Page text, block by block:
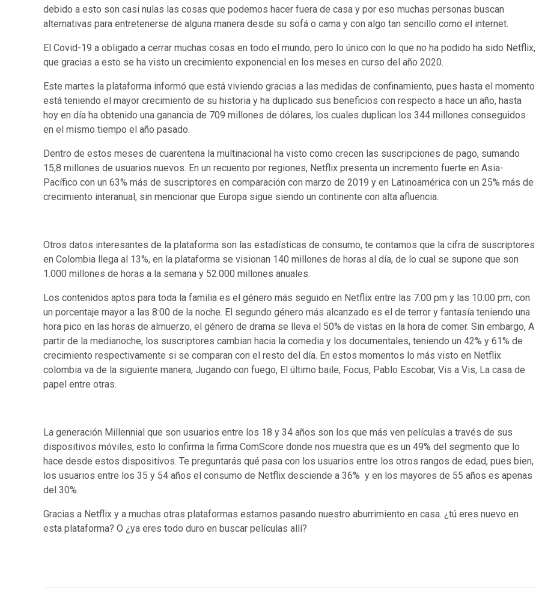
debido a esto son casi nulas las cosas que podemos hacer fuera de casa y por eso muchas personas buscan
alternativas para entretenerse de alguna manera desde su sofá o cama y con algo tan sencillo como el internet.
El Covid-19 a obligado a cerrar muchas cosas en todo el mundo, pero lo único con lo que no ha podido ha sido Netflix,
que gracias a esto se ha visto un crecimiento exponencial en los meses en curso del año 2020.
Este martes la plataforma informó que está viviendo gracias a las medidas de confinamiento, pues hasta el momento
está teniendo el mayor crecimiento de su historia y ha duplicado sus beneficios con respecto a hace un año, hasta
hoy en día ha obtenido una ganancia de 709 millones de dólares, los cuales duplican los 344 millones conseguidos
en el mismo tiempo el año pasado.
Dentro de estos meses de cuarentena la multinacional ha visto como crecen las suscripciones de pago, sumando
15,8 millones de usuarios nuevos. En un recuento por regiones, Netflix presenta un incremento fuerte en Asia-
Pacífico con un 63% más de suscriptores en comparación con marzo de 2019 y en Latinoamérica con un 25% más de
crecimiento interanual, sin mencionar que Europa sigue siendo un continente con alta afluencia.
Otros datos interesantes de la plataforma son las estadísticas de consumo, te contamos que la cifra de suscriptores
en Colombia llega al 13%, en la plataforma se visionan 140 millones de horas al día, de lo cual se supone que son
1.000 millones de horas a la semana y 52.000 millones anuales.
Los contenidos aptos para toda la familia es el género más seguido en Netflix entre las 7:00 pm y las 10:00 pm, con
un porcentaje mayor a las 8:00 de la noche. El segundo género más alcanzado es el de terror y fantasía teniendo una
hora pico en las horas de almuerzo, el género de drama se lleva el 50% de vistas en la hora de comer. Sin embargo, A
partir de la medianoche, los suscriptores cambian hacia la comedia y los documentales, teniendo un 42% y 61% de
crecimiento respectivamente si se comparan con el resto del día. En estos momentos lo más visto en Netflix
colombia va de la siguiente manera, Jugando con fuego, El último baile, Focus, Pablo Escobar, Vis a Vis, La casa de
papel entre otras.
La generación Millennial que son usuarios entre los 18 y 34 años son los que más ven películas a través de sus
dispositivos móviles, esto lo confirma la firma ComScore donde nos muestra que es un 49% del segmento que lo
hace desde estos dispositivos. Te preguntarás qué pasa con los usuarios entre los otros rangos de edad, pues bien,
los usuarios entre los 35 y 54 años el consumo de Netflix desciende a 36% y en los mayores de 55 años es apenas
del 30%.
Gracias a Netflix y a muchas otras plataformas estamos pasando nuestro aburrimiento en casa. ¿tú eres nuevo en
esta plataforma? O ¿ya eres todo duro en buscar películas allí?